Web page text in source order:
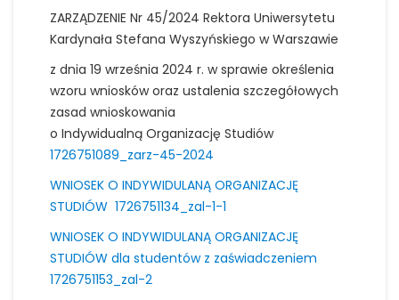
ZARZĄDZENIE Nr 45/2024 Rektora Uniwersytetu
Kardynała Stefana Wyszyńskiego w Warszawie
z dnia 19 września 2024 r. w sprawie określenia
wzoru wniosków oraz ustalenia szczegółowych
zasad wnioskowania
o Indywidualną Organizację Studiów
1726751089_zarz-45-2024
WNIOSEK O INDYWIDULANĄ ORGANIZACJĘ
STUDIÓW 1726751134_zal-1-1
WNIOSEK O INDYWIDULANĄ ORGANIZACJĘ
STUDIÓW dla studentów z zaświadczeniem
1726751153_zal-2